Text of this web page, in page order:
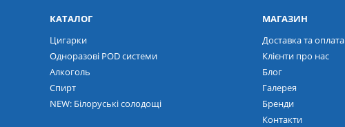
КАТАЛОГ
Цигарки
Одноразові POD системи
Алкоголь
Спирт
NEW: Білоруські солодощі
МАГАЗИН
Доставка та оплата
Клієнти про нас
Блог
Галерея
Бренди
Контакти